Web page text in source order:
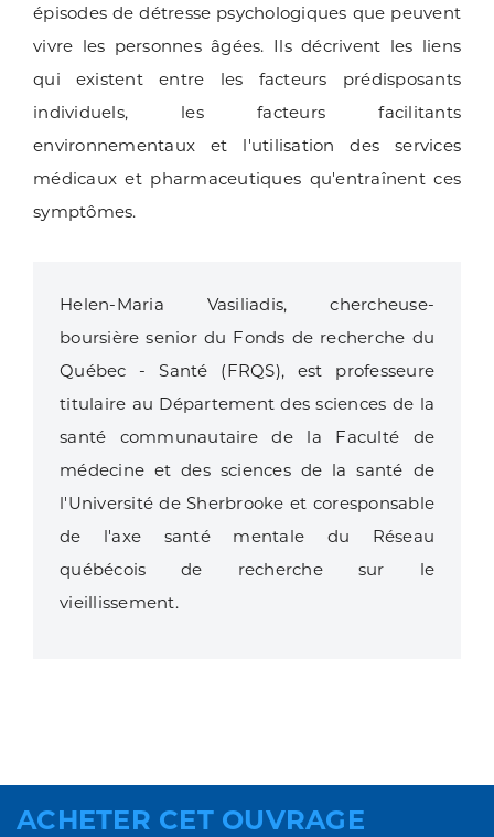
épisodes de détresse psychologiques que peuvent
vivre les personnes âgées. Ils décrivent les liens
qui existent entre les facteurs prédisposants
individuels, les facteurs facilitants
environnementaux et l'utilisation des services
médicaux et pharmaceutiques qu'entraînent ces
symptômes.
Helen-Maria Vasiliadis, chercheuse-
boursière senior du Fonds de recherche du
Québec - Santé (FRQS), est professeure
titulaire au Département des sciences de la
santé communautaire de la Faculté de
médecine et des sciences de la santé de
l'Université de Sherbrooke et coresponsable
de l'axe santé mentale du Réseau
québécois de recherche sur le
vieillissement.
ACHETER CET OUVRAGE